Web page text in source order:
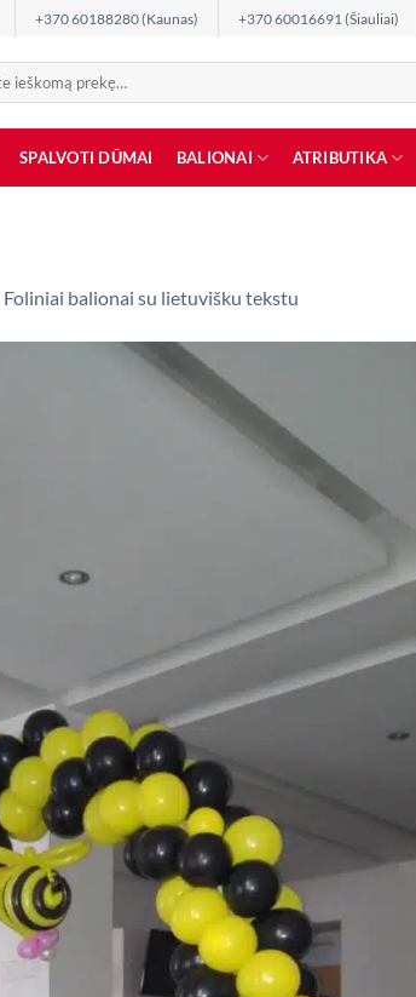
+370 60188280 (Kaunas) +370 60016691 (Šiauliai)
SPALVOTI DŪMAI BALIONAI ATRIBUTIKA
Foliniai balionai su lietuvišku tekstu